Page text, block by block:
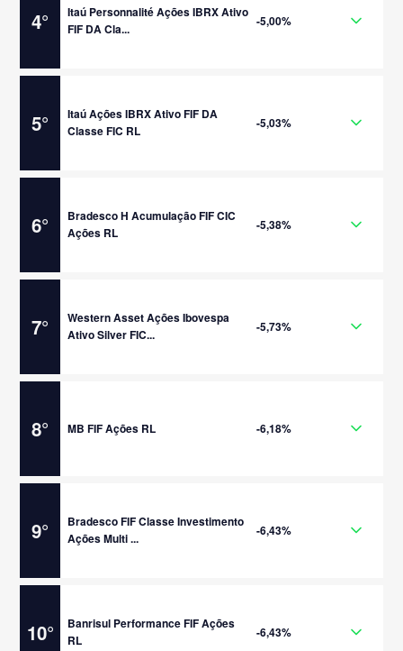
4°
Itaú Personnalité Ações IBRX Ativo
FIF DA Cla...
-5,00%
5°
Itaú Ações IBRX Ativo FIF DA
Classe FIC RL
-5,03%
6°
Bradesco H Acumulação FIF CIC
Ações RL
-5,38%
7°
Western Asset Ações Ibovespa
Ativo Silver FIC...
-5,73%
8° MB FIF Ações RL -6,18%
9°
Bradesco FIF Classe Investimento
Ações Multi ...
-6,43%
10°
Banrisul Performance FIF Ações
RL
-6,43%